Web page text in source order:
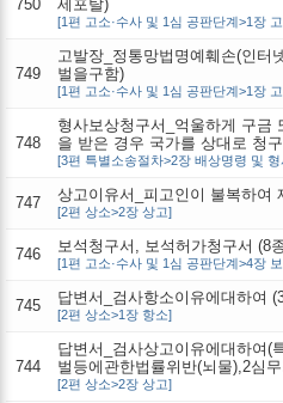
750
세포탈)
[1편 고소·수사 및 1심 공판단계>1장
749
고발장_정통망법명예훼손(인터
벌을구함)
[1편 고소·수사 및 1심 공판단계>1장
748
형사보상청구서_억울하게 구금
을 받은 경우 국가를 상대로 청
[3편 특별소송절차>2장 배상명령 및
747 상고이유서_피고인이 불복하여
[2편 상소>2장 상고]
746 보석청구서, 보석허가청구서 (8
[1편 고소·수사 및 1심 공판단계>4장
745 답변서_검사항소이유에대하여
[2편 상소>1장 항소]
744
답변서_검사상고이유에대하여(
벌등에관한법률위반(뇌물),2심
[2편 상소>2장 상고]